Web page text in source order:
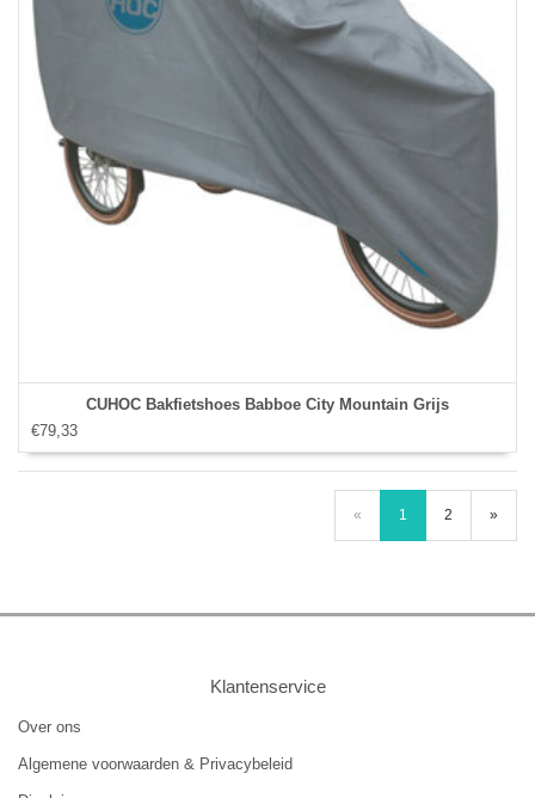
CUHOC Bakfietshoes Babboe City Mountain Grijs
€79,33
« 1 2 »
Klantenservice
Over ons
Algemene voorwaarden & Privacybeleid